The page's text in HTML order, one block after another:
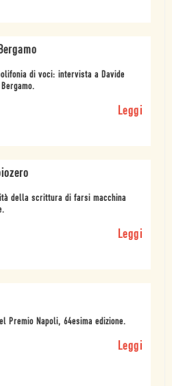
di voci: intervista a Davide
Leggi
della scrittura di farsi macchina
Leggi
Premio Napoli, 64esima edizione.
Leggi